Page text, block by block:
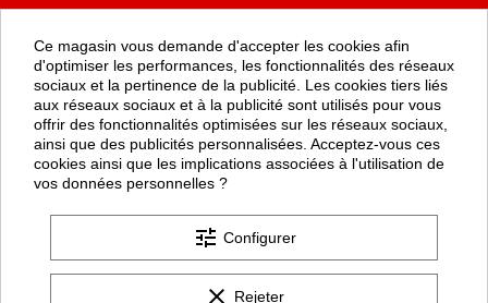
Recevez toutes les promotions en exclusivité en vous inscrivant à
la newsletter
OK
Ce magasin vous demande d'accepter les cookies afin
d'optimiser les performances, les fonctionnalités des réseaux
sociaux et la pertinence de la publicité. Les cookies tiers liés
aux réseaux sociaux et à la publicité sont utilisés pour vous
offrir des fonctionnalités optimisées sur les réseaux sociaux,
ainsi que des publicités personnalisées. Acceptez-vous ces
cookies ainsi que les implications associées à l'utilisation de
vos données personnelles ?
tune Configurer
clear Rejeter